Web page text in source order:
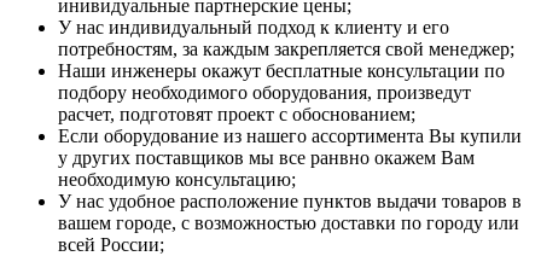
инивидуальные партнерские цены;
У нас индивидуальный подход к клиенту и его
потребностям, за каждым закрепляется свой менеджер;
Наши инженеры окажут бесплатные консультации по
подбору необходимого оборудования, произведут
расчет, подготовят проект с обоснованием;
Если оборудование из нашего ассортимента Вы купили
у других поставщиков мы все ранвно окажем Вам
необходимую консультацию;
У нас удобное расположение пунктов выдачи товаров в
вашем городе, с возможностью доставки по городу или
всей России;